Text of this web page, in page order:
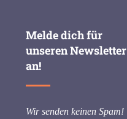
Melde dich für
unseren Newsletter
an!
Wir senden keinen Spam!